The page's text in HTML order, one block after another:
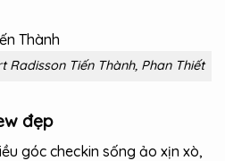
Radisson Tiến Thành, Phan Thiết
đẹp
góc checkin sống ảo xịn xò,